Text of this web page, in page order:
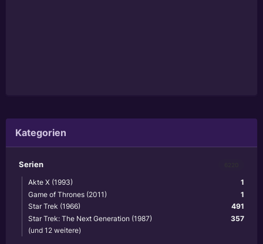
Kategorien
Serien
1
Akte X (1993)
1
Game of Thrones (2011)
491
Star Trek (1966)
357
Star Trek: The Next Generation (1987)
(und 12 weitere)